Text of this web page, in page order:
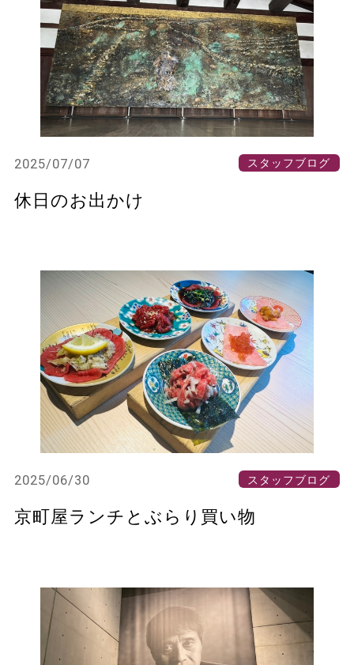
2025/07/07 スタッフブログ
休日のお出かけ
2025/06/30 スタッフブログ
京町屋ランチとぶらり買い物